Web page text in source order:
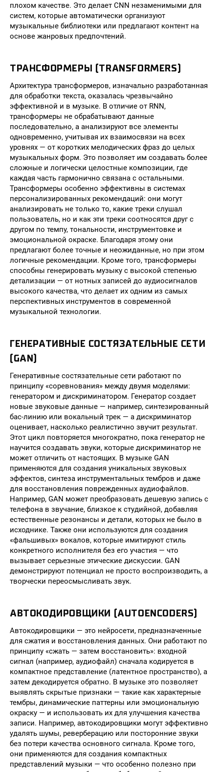
плохом качестве. Это делает CNN незаменимыми для
систем, которые автоматически организуют
музыкальные библиотеки или предлагают контент на
основе жанровых предпочтений.
ТРАНСФОРМЕРЫ (TRANSFORMERS)
Архитектура трансформеров, изначально разработанная
для обработки текста, оказалась чрезвычайно
эффективной и в музыке. В отличие от RNN,
трансформеры не обрабатывают данные
последовательно, а анализируют все элементы
одновременно, учитывая их взаимосвязи на всех
уровнях — от коротких мелодических фраз до целых
музыкальных форм. Это позволяет им создавать более
сложные и логически целостные композиции, где
каждая часть гармонично связана с остальными.
Трансформеры особенно эффективны в системах
персонализированных рекомендаций: они могут
анализировать не только то, какие треки слушал
пользователь, но и как эти треки соотносятся друг с
другом по темпу, тональности, инструментовке и
эмоциональной окраске. Благодаря этому они
предлагают более точные и неожиданные, но при этом
логичные рекомендации. Кроме того, трансформеры
способны генерировать музыку с высокой степенью
детализации — от нотных записей до аудиосигналов
высокого качества, что делает их одним из самых
перспективных инструментов в современной
музыкальной технологии.
ГЕНЕРАТИВНЫЕ СОСТЯЗАТЕЛЬНЫЕ СЕТИ
(GAN)
Генеративные состязательные сети работают по
принципу «соревнования» между двумя моделями:
генератором и дискриминатором. Генератор создает
новые звуковые данные — например, синтезированный
бас-линию или вокальный трек — а дискриминатор
оценивает, насколько реалистично звучит результат.
Этот цикл повторяется многократно, пока генератор не
научится создавать звуки, которые дискриминатор не
может отличить от настоящих. В музыке GAN
применяются для создания уникальных звуковых
эффектов, синтеза инструментальных тембров и даже
для восстановления поврежденных аудиофайлов.
Например, GAN может преобразовать дешевую запись с
телефона в звучание, близкое к студийной, добавляя
естественные резонансы и детали, которых не было в
исходнике. Также они используются для создания
«фальшивых» вокалов, которые имитируют стиль
конкретного исполнителя без его участия — что
вызывает серьезные этические дискуссии. GAN
демонстрируют потенциал не просто воспроизводить, а
творчески переосмысливать звук.
АВТОКОДИРОВЩИКИ (AUTOENCODERS)
Автокодировщики — это нейросети, предназначенные
для сжатия и восстановления данных. Они работают по
принципу «сжать — затем восстановить»: входной
сигнал (например, аудиофайл) сначала кодируется в
компактное представление (латентное пространство), а
затем декодируется обратно. В музыке это позволяет
выявлять скрытые признаки — такие как характерные
тембры, динамические паттерны или эмоциональную
окраску — и использовать их для улучшения качества
записи. Например, автокодировщики могут эффективно
удалять шумы, реверберацию или посторонние звуки
без потери качества основного сигнала. Кроме того,
они применяются для создания компактных
представлений музыки — что особенно полезно при